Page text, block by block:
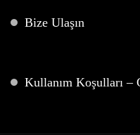
Bize Ulaşın
Kullanım Koşulları –